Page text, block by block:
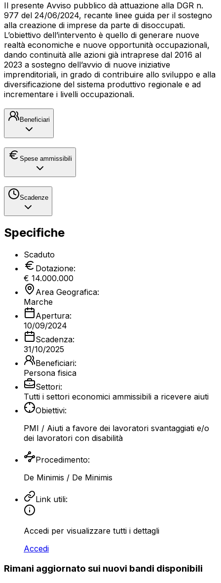
Il presente Avviso pubblico dà attuazione alla DGR n.
977 del 24/06/2024, recante linee guida per il sostegno
alla creazione di imprese da parte di disoccupati.
L’obiettivo dell’intervento è quello di generare nuove
realtà economiche e nuove opportunità occupazionali,
dando continuità alle azioni già intraprese dal 2016 al
2023 a sostegno dell’avvio di nuove iniziative
imprenditoriali, in grado di contribuire allo sviluppo e alla
diversificazione del sistema produttivo regionale e ad
incrementare i livelli occupazionali.
Beneficiari
Spese ammissibili
Scadenze
Specifiche
Scaduto
Dotazione:
€ 14.000.000
Area Geografica:
Marche
Apertura:
10/09/2024
Scadenza:
31/10/2025
Beneficiari:
Persona fisica
Settori:
Tutti i settori economici ammissibili a ricevere aiuti
Obiettivi:
PMI / Aiuti a favore dei lavoratori svantaggiati e/o
dei lavoratori con disabilità
Procedimento:
De Minimis / De Minimis
Link utili:
Accedi per visualizzare tutti i dettagli
Accedi
Rimani aggiornato sui nuovi bandi disponibili